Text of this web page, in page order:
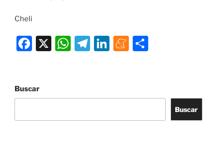
Cheli
F
e
b
o
X
W
A
p
T
a
m
Li
dI
n
M
a
m
ar
tir
Buscar
Buscar